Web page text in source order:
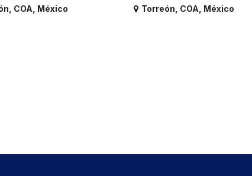
COA México Torreón COA México